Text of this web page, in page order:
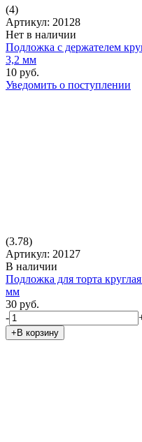
(4)
Артикул: 20128
Нет в наличии
Подложка с держателем
3,2 мм
10 руб.
Уведомить о поступлении
(3.78)
Артикул: 20127
В наличии
Подложка для торта
мм
30 руб.
-
+В корзину